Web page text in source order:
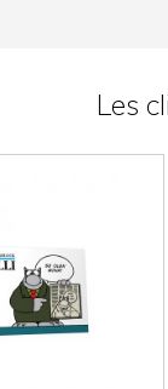
Les